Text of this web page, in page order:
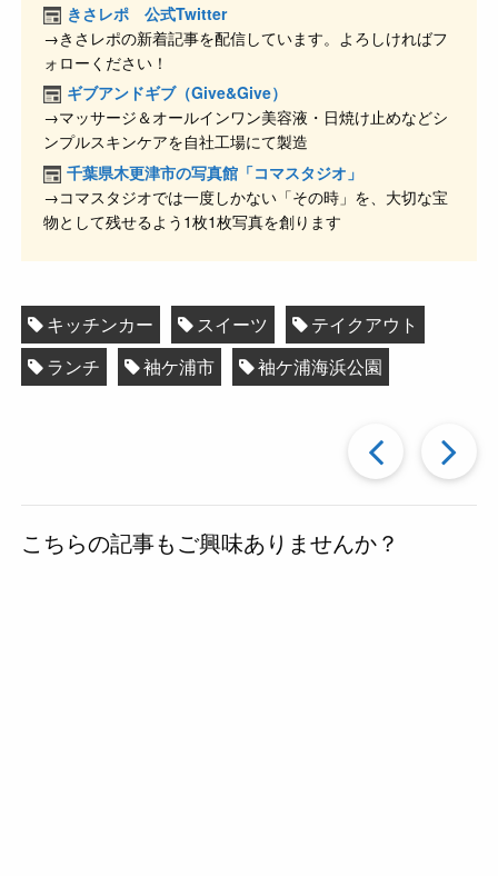
きさレポ 公式Twitter
→きさレポの新着記事を配信しています。よろしければフ
ォローください！
ギブアンドギブ（Give&Give）
→マッサージ＆オールインワン美容液・日焼け止めなどシ
ンプルスキンケアを自社工場にて製造
千葉県木更津市の写真館「コマスタジオ」
→コマスタジオでは一度しかない「その時」を、大切な宝
物として残せるよう1枚1枚写真を創ります
キッチンカー スイーツ
テイクアウト
ランチ
袖ケ浦市 袖ケ浦海浜公園
過
去
こちらの記事もご興味ありませんか？